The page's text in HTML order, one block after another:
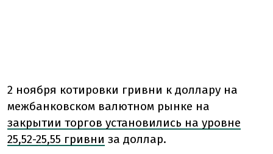
2 ноября котировки гривни к доллару на
межбанковском валютном рынке на
закрытии торгов установились на уровне
25,52-25,55 гривни за доллар.